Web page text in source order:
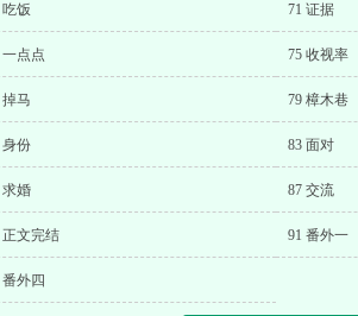
吃饭 71 证据
一点点 75 收视率
掉马 79 樟木巷
身份 83 面对
求婚 87 交流
正文完结 91 番外一
番外四